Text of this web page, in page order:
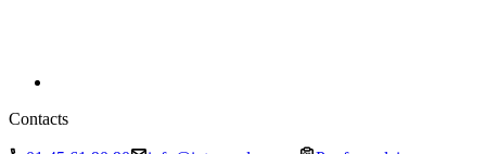
Contacts